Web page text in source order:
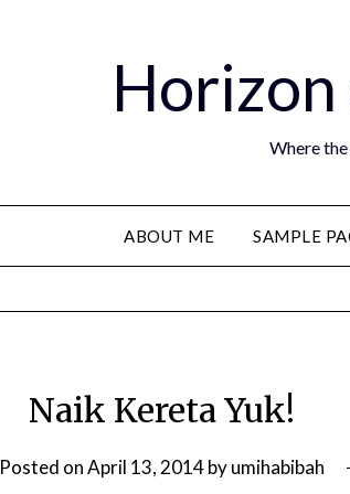
Where
ABOUT ME SAMPLE
Naik Kereta Yuk!
Posted onApril 13, 2014byumihabibah